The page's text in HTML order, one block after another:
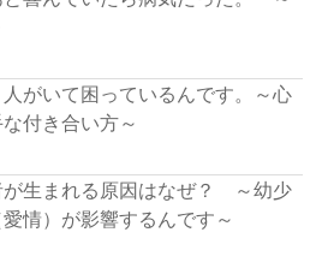
がいて困っているんです。～心
付き合い方～
が生まれる原因はなぜ？ ～幼少
情）が影響するんです～